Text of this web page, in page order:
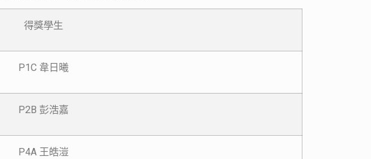
得獎學生
P1C 韋日曦
P2B 彭浩嘉
P4A 王皓溰